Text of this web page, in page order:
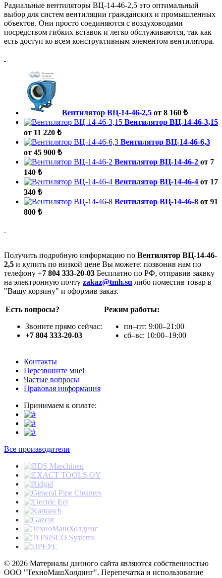
Радиальные вентиляторы ВЦ-14-46-2,5 это оптимальный
выбор для систем вентиляции гражданских и промышленных
объектов. Они просто соединяются с воздуховодами
посредством гибких вставок и легко обслуживаются, так как
есть доступ ко всем конструктивным элементом вентилятора.
Вентилятор ВЦ-14-46-2,5 от 8 160 ₺
Вентилятор ВЦ-14-46-3,15
от 11 220 ₺
Вентилятор ВЦ-14-46-6,3
от 45 900 ₺
Вентилятор ВЦ-14-46-2 от 7
140 ₺
Вентилятор ВЦ-14-46-4 от 17
340 ₺
Вентилятор ВЦ-14-46-8 от 91
800 ₺
Получить подробную информацию по Вентилятор ВЦ-14-46-
2,5 и купить по низкой цене Вы можете: позвонив нам по
телефону +7 804 333-20-03 Бесплатно по РФ, отправив заявку
на электронную почту zakaz@tmh.su либо поместив товар в
"Вашу корзину" и оформив заказ.
Есть вопросы?
Звоните прямо сейчас:
+7 804 333-20-03
Режим работы:
пн–пт: 9:00–21:00
сб–вс: 10:00–19:00
Контакты
Перезвоните мне!
Частые вопросы
Правовая информация
Принимаем к оплате:
Все производители
© 2026 Материалы данного сайта являются собственностью
ООО "ТехноМашХолдинг". Перепечатка и использование